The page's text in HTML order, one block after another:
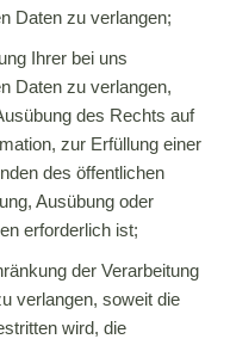
Daten zu verlangen;
Ihrer bei uns
Daten zu verlangen,
des Rechts auf
zur Erfüllung einer
des öffentlichen
Ausübung oder
erforderlich ist;
der Verarbeitung
verlangen, soweit die
wird, die